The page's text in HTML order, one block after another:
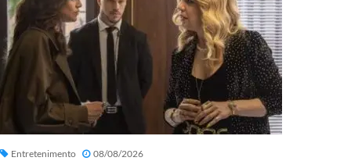
Entretenimento 08/08/2026